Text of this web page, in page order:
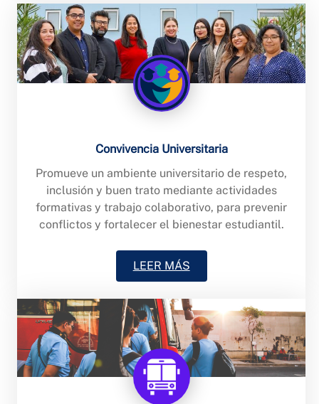
Convivencia Universitaria
Promueve un ambiente universitario de respeto,
inclusión y buen trato mediante actividades
formativas y trabajo colaborativo, para prevenir
conflictos y fortalecer el bienestar estudiantil.
LEER MÁS